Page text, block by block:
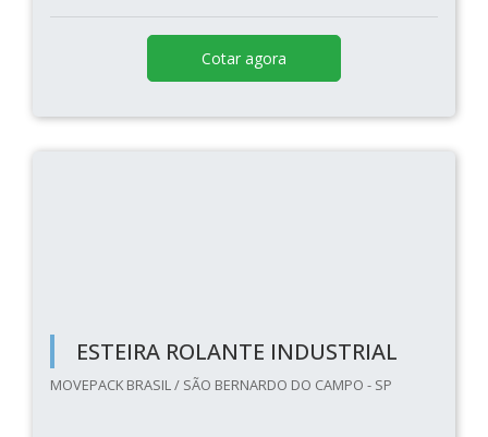
Cotar agora
ESTEIRA ROLANTE INDUSTRIAL
MOVEPACK BRASIL / SÃO BERNARDO DO CAMPO - SP